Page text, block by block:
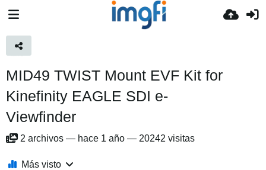
MID49 TWIST Mount EVF Kit for
Kinefinity EAGLE SDI e-
Viewfinder
2 archivos — hace 1 año — 20242 visitas
Más visto